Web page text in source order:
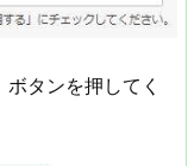
ボタンを押してく